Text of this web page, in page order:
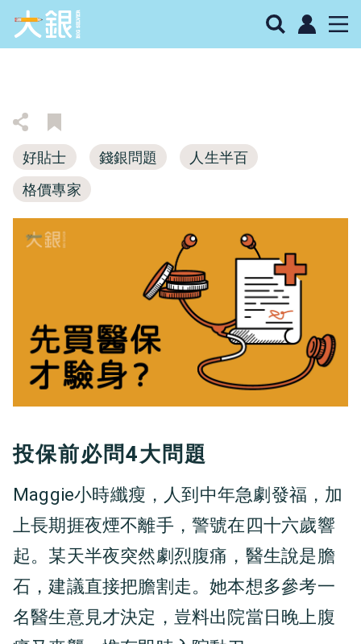
好貼士 錢銀問題
人生半百
格價專家
投保前必問4大問題
Maggie小時纖瘦，人到中年急劇發福，加
上長期捱夜煙不離手，警號在四十六歲響
起。某天半夜突然劇烈腹痛，醫生說是膽
石，建議直接把膽割走。她本想多參考一
名醫生意見才決定，豈料出院當日晚上腹